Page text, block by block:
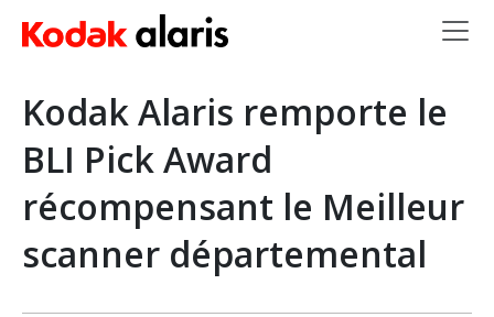
Skip to main content
Kodak Alaris remporte le
BLI Pick Award
récompensant le Meilleur
scanner départemental